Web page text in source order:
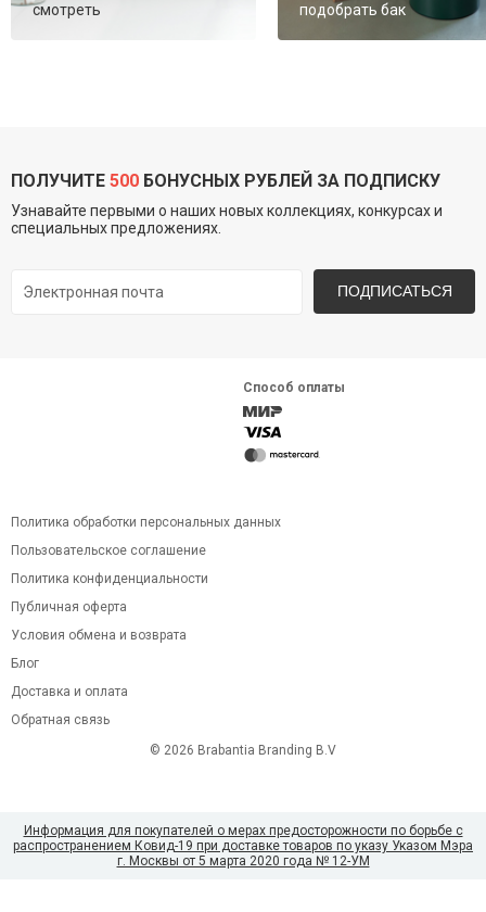
смотреть подобрать бак
ПОЛУЧИТЕ 500 БОНУСНЫХ РУБЛЕЙ ЗА ПОДПИСКУ
Узнавайте первыми о наших новых коллекциях, конкурсах и
специальных предложениях.
ПОДПИСАТЬСЯ
Способ оплаты
Политика обработки персональных данных
Пользовательское соглашение
Политика конфиденциальности
Публичная оферта
Условия обмена и возврата
Блог
Доставка и оплата
Обратная связь
© 2026 Brabantia Branding B.V
Информация для покупателей о мерах предосторожности по борьбе с
распространением Ковид-19 при доставке товаров по указу Указом Мэра
г. Москвы от 5 марта 2020 года № 12-УМ